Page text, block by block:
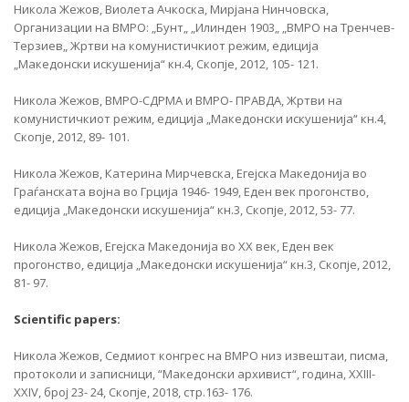
Никола Жежов, Виолета Ачкоска, Мирјана Нинчовска,
Организации на ВМРО: „Бунт„ „Илинден 1903„ „ВМРО на Тренчев-
Терзиев„ Жртви на комунистичкиот режим, едиција
„Македонски искушенија“ кн.4, Скопје, 2012, 105- 121.
Никола Жежов, ВМРО-СДРМА и ВМРО- ПРАВДА, Жртви на
комунистичкиот режим, едиција „Македонски искушенија“ кн.4,
Скопје, 2012, 89- 101.
Никола Жежов, Катерина Мирчевска, Егејска Македонија во
Граѓанската војна во Грција 1946- 1949, Еден век прогонство,
едиција „Македонски искушенија“ кн.3, Скопје, 2012, 53- 77.
Никола Жежов, Егејска Македонија во XX век, Еден век
прогонство, едиција „Македонски искушенија“ кн.3, Скопје, 2012,
81- 97.
Scientific papers:
Никола Жежов, Седмиот конгрес на ВМРО низ извештаи, писма,
протоколи и записници, “Македонски архивист“, година, XXIII-
XXIV, број 23- 24, Скопје, 2018, стр.163- 176.